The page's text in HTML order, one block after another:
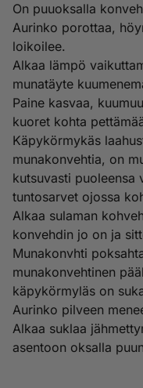
On puuoksalla
Aurinko porottaa,
loikoilee.
Alkaa lämpö
munatäyte
Paine kasvaa,
kuoret kohta
Käpykörmykäs
munakonvehtia, on
kutsuvasti puoleensa
tuntosarvet ojossa
Alkaa sulaman
konvehdin jo on ja
Munakonvhti
munakonvehtinen
käpykörmyläs on
Aurinko pilveen
Alkaa suklaa
asentoon oksalla